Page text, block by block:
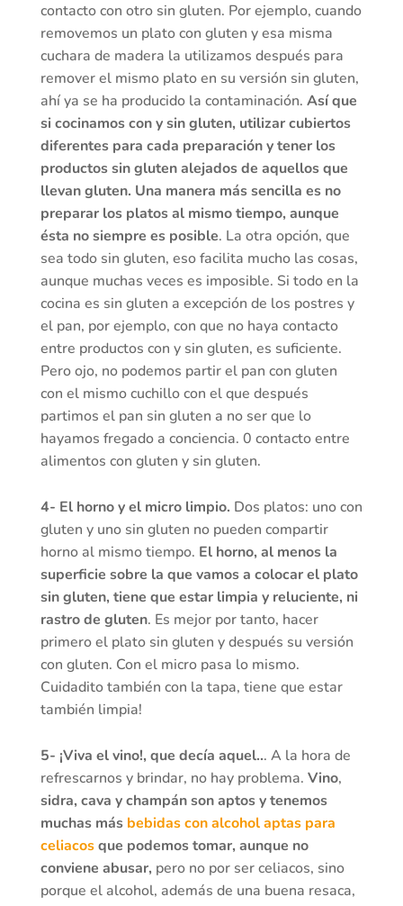
contacto con otro sin gluten. Por ejemplo, cuando
removemos un plato con gluten y esa misma
cuchara de madera la utilizamos después para
remover el mismo plato en su versión sin gluten,
ahí ya se ha producido la contaminación. Así que
si cocinamos con y sin gluten, utilizar cubiertos
diferentes para cada preparación y tener los
productos sin gluten alejados de aquellos que
llevan gluten. Una manera más sencilla es no
preparar los platos al mismo tiempo, aunque
ésta no siempre es posible. La otra opción, que
sea todo sin gluten, eso facilita mucho las cosas,
aunque muchas veces es imposible. Si todo en la
cocina es sin gluten a excepción de los postres y
el pan, por ejemplo, con que no haya contacto
entre productos con y sin gluten, es suficiente.
Pero ojo, no podemos partir el pan con gluten
con el mismo cuchillo con el que después
partimos el pan sin gluten a no ser que lo
hayamos fregado a conciencia. 0 contacto entre
alimentos con gluten y sin gluten.
4- El horno y el micro limpio. Dos platos: uno con
gluten y uno sin gluten no pueden compartir
horno al mismo tiempo. El horno, al menos la
superficie sobre la que vamos a colocar el plato
sin gluten, tiene que estar limpia y reluciente, ni
rastro de gluten. Es mejor por tanto, hacer
primero el plato sin gluten y después su versión
con gluten. Con el micro pasa lo mismo.
Cuidadito también con la tapa, tiene que estar
también limpia!
5- ¡Viva el vino!, que decía aquel... A la hora de
refrescarnos y brindar, no hay problema. Vino,
sidra, cava y champán son aptos y tenemos
muchas más bebidas con alcohol aptas para
celiacosque podemos tomar, aunque no
conviene abusar, pero no por ser celiacos, sino
porque el alcohol, además de una buena resaca,